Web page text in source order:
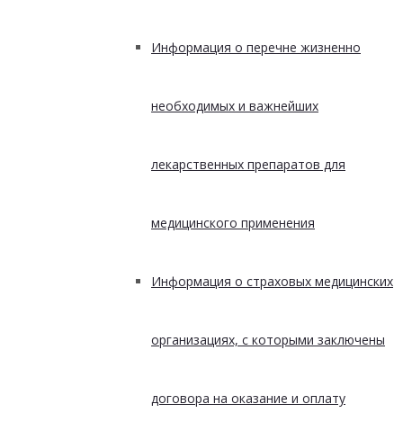
Информация о перечне жизненно
необходимых и важнейших
лекарственных препаратов для
медицинского применения
Информация о страховых медицинских
организациях, с которыми заключены
договора на оказание и оплату